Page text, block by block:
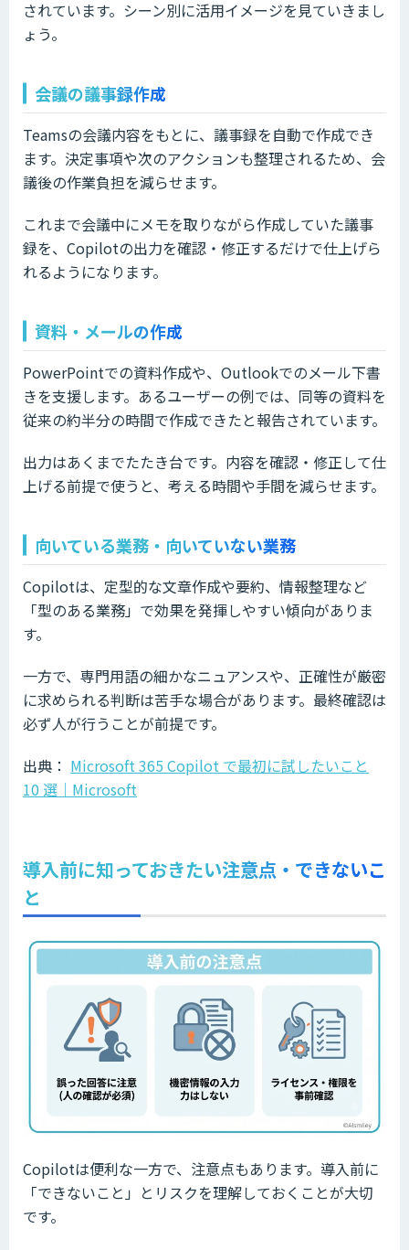
されています。シーン別に活用イメージを見ていきまし
ょう。
会議の議事録作成
Teamsの会議内容をもとに、議事録を自動で作成でき
ます。決定事項や次のアクションも整理されるため、会
議後の作業負担を減らせます。
これまで会議中にメモを取りながら作成していた議事
録を、Copilotの出力を確認・修正するだけで仕上げら
れるようになります。
資料・メールの作成
PowerPointでの資料作成や、Outlookでのメール下書
きを支援します。あるユーザーの例では、同等の資料を
従来の約半分の時間で作成できたと報告されています。
出力はあくまでたたき台です。内容を確認・修正して仕
上げる前提で使うと、考える時間や手間を減らせます。
向いている業務・向いていない業務
Copilotは、定型的な文章作成や要約、情報整理など
「型のある業務」で効果を発揮しやすい傾向がありま
す。
一方で、専門用語の細かなニュアンスや、正確性が厳密
に求められる判断は苦手な場合があります。最終確認は
必ず人が行うことが前提です。
出典： Microsoft 365 Copilot で最初に試したいこと
10 選｜Microsoft
導入前に知っておきたい注意点・できないこ
と
Copilotは便利な一方で、注意点もあります。導入前に
「できないこと」とリスクを理解しておくことが大切
です。